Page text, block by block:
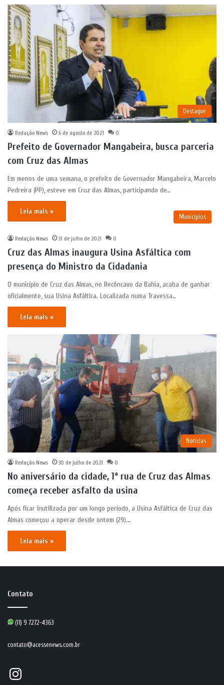
Destaque
Redação News 6 de agosto de 2021 0
Prefeito de Governador Mangabeira, busca parceria
com Cruz das Almas
Em menos de uma semana, o prefeito de Governador Mangabeira, Marcelo
Pedreira (PP), esteve em Cruz das Almas, participando de…
Leia mais »
Municípios
Redação News 31 de julho de 2021 0
Cruz das Almas inaugura Usina Asfáltica com
presença do Ministro da Cidadania
O município de Cruz das Almas, no Recôncavo da Bahia, acaba de ganhar
oficialmente, sua Usina Asfáltica. Localizada numa Travessa…
Leia mais »
Notícias
Redação News 30 de julho de 2021 0
No aniversário da cidade, 1ª rua de Cruz das Almas
começa receber asfalto da usina
Após ficar inutilizada por um longo período, a Usina Asfáltica de Cruz das
Almas começou a operar desde ontem (29).…
Leia mais »
Contato
(11) 9 7272-4363
contato@acessenews.com.br
Instagram